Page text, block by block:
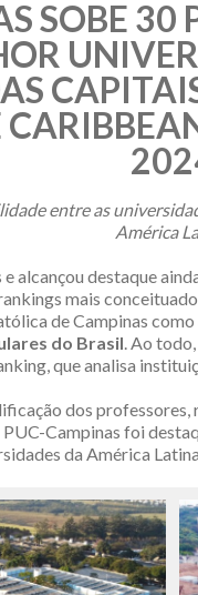
SOBE 30
entre as
América
alcançou destaque
rankings mais
de Campinas
do Brasil . Ao
que analisa
dos
Campinas foi
da América